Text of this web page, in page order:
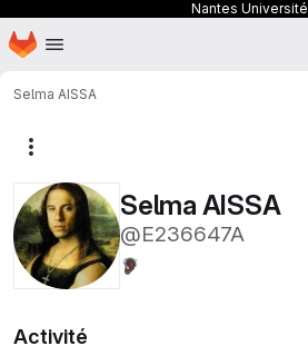
Nantes Université
Passer au contenu principal
Page d'accueil
Selma AISSA
Selma AISSA
@E236647A
🦻🏿
Activité